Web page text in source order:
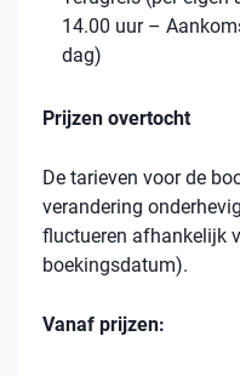
14.00 uur –
dag)
Prijzen overtocht
De tarieven voor de
verandering
fluctueren afhankelijk
boekingsdatum).
Vanaf prijzen: